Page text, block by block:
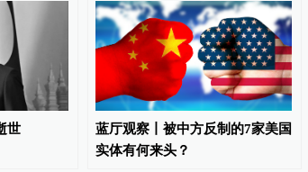
世
蓝厅观察丨被中方反制的7家美国
实体有何来头？